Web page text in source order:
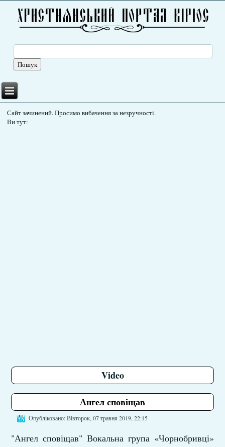
Сайт зачинений. Просимо вибачення за незручності.
Ви тут:
Video
Ангел сповіщав
Опубліковано: Вівторок, 07 травня 2019, 22:15
"Ангел сповіщав" Вокальна група «Чорнобривці»